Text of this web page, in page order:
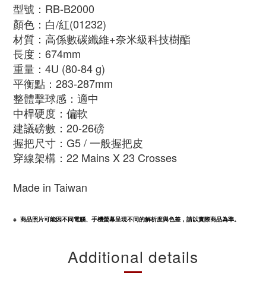
型號：RB-B2000
顏色：白/紅(01232)
材質：高係數碳纖維+奈米級科技樹酯
長度：674mm
重量：4U (80-84 g)
平衡點：283-287mm
整體擊球感：適中
中桿硬度：偏軟
建議磅數：20-26磅
握把尺寸：G5/ 一般握把皮
穿線架構：22 Mains X 23 Crosses
Made in Taiwan
※  商品照片可能因不同電腦、手機螢幕呈現不同的解析度與色差，請以實際商品為準。
Additional details